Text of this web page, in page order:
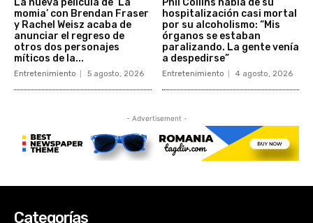
Categorías